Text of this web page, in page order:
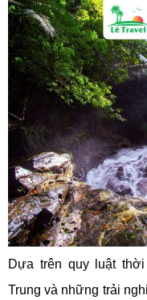
Dựa trên quy luật
Trung và những trải